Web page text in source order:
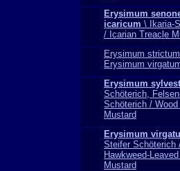
Erysimum
icaricum \ Ikaria-
/ Icarian Treacle
Erysimum strictum
Erysimum
Erysimum
Schöterich,
Schöterich / Wood
Mustard
Erysimum
Steifer Schöterich
Hawkweed-
Mustard